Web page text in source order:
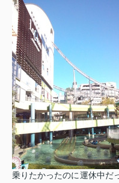
乗りたかったのに運休中だ